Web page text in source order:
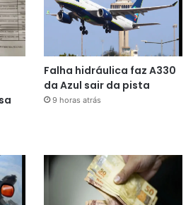
Falha hidráulica faz A330
da Azul sair da pista
9 horas atrás